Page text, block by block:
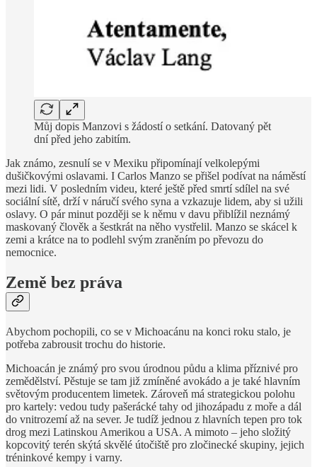
Můj dopis Manzovi s žádostí o setkání. Datovaný pět
dní před jeho zabitím.
Jak známo, zesnulí se v Mexiku připomínají velkolepými
dušičkovými oslavami. I Carlos Manzo se přišel podívat na náměstí
mezi lidi. V posledním videu, které ještě před smrtí sdílel na své
sociální sítě, drží v náručí svého syna a vzkazuje lidem, aby si užili
oslavy. O pár minut později se k němu v davu přiblížil neznámý
maskovaný člověk a šestkrát na něho vystřelil. Manzo se skácel k
zemi a krátce na to podlehl svým zraněním po převozu do
nemocnice.
Země bez práva
Abychom pochopili, co se v Michoacánu na konci roku stalo, je
potřeba zabrousit trochu do historie.
Michoacán je známý pro svou úrodnou půdu a klima příznivé pro
zemědělství. Pěstuje se tam již zmíněné avokádo a je také hlavním
světovým producentem limetek. Zároveň má strategickou polohu
pro kartely: vedou tudy pašerácké tahy od jihozápadu z moře a dál
do vnitrozemí až na sever. Je tudíž jednou z hlavních tepen pro tok
drog mezi Latinskou Amerikou a USA. A mimoto – jeho složitý
kopcovitý terén skýtá skvělé útočiště pro zločinecké skupiny, jejich
tréninkové kempy i varny.